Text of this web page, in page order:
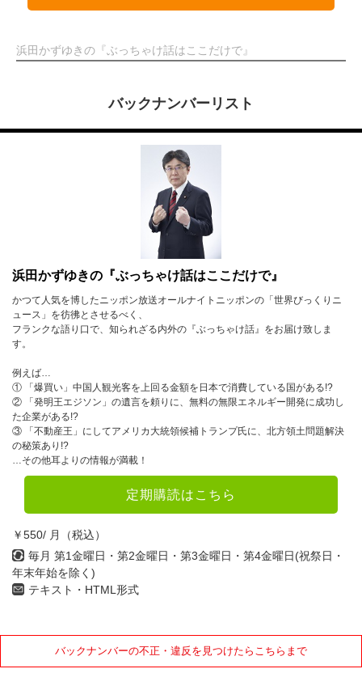
浜田かずゆきの『ぶっちゃけ話はここだけで』
バックナンバーリスト
浜田かずゆきの『ぶっちゃけ話はここだけで』
かつて人気を博したニッポン放送オールナイトニッポンの「世界びっくりニ
ュース」を彷彿とさせるべく、
フランクな語り口で、知られざる内外の『ぶっちゃけ話』をお届け致しま
す。
例えば…
① 「爆買い」中国人観光客を上回る金額を日本で消費している国がある!?
② 「発明王エジソン」の遺言を頼りに、無料の無限エネルギー開発に成功し
た企業がある!?
③ 「不動産王」にしてアメリカ大統領候補トランプ氏に、北方領土問題解決
の秘策あり!?
…その他耳よりの情報が満載！
定期購読はこちら
￥550/ 月（税込）
毎月 第1金曜日・第2金曜日・第3金曜日・第4金曜日(祝祭日・
年末年始を除く)
テキスト・HTML形式
バックナンバーの不正・違反を見つけたらこちらまで